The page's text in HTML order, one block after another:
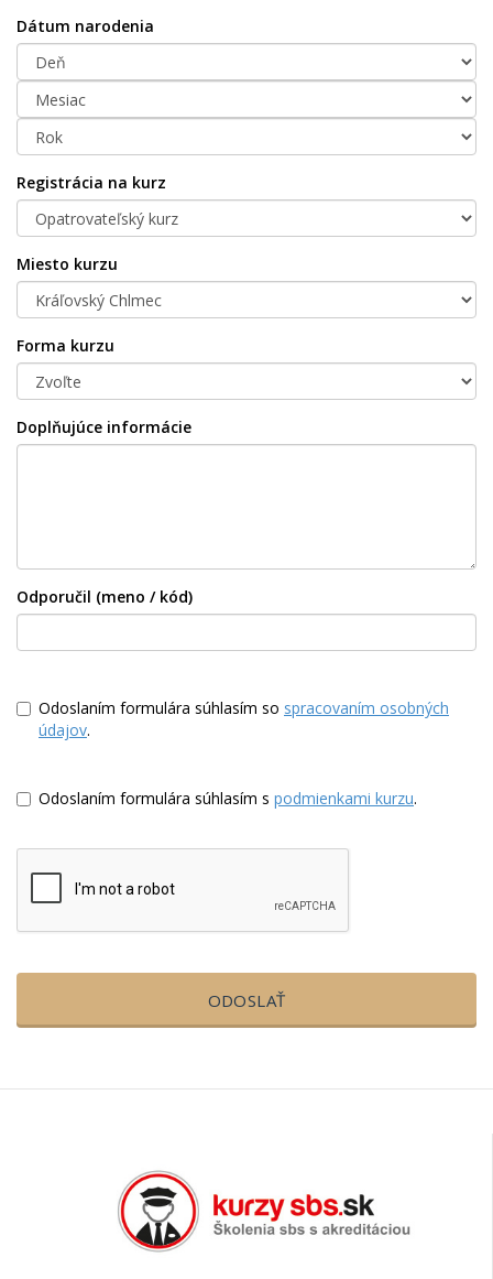
Dátum narodenia
Registrácia na kurz
Miesto kurzu
Forma kurzu
Doplňujúce informácie
Odporučil (meno / kód)
Odoslaním formulára súhlasím so spracovaním osobných
údajov.
Odoslaním formulára súhlasím s podmienkami kurzu.
ODOSLAŤ